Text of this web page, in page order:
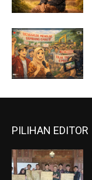
PILIHAN EDITOR